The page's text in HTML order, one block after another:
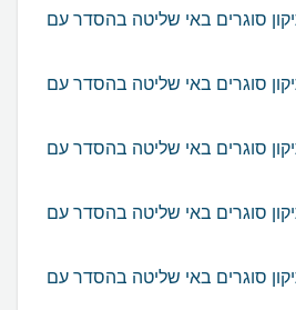
סוגרים באי שליטה בהסדר עם
סוגרים באי שליטה בהסדר עם
סוגרים באי שליטה בהסדר עם
סוגרים באי שליטה בהסדר עם
סוגרים באי שליטה בהסדר עם